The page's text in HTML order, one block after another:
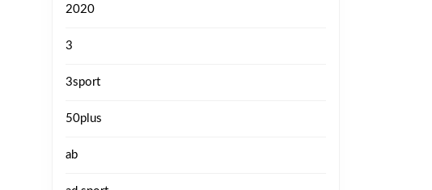
2020
3
3sport
50plus
ab